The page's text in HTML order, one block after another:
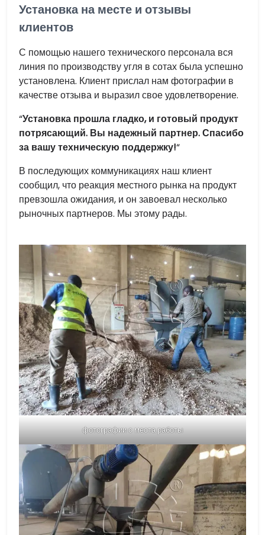
Установка на месте и отзывы
клиентов
С помощью нашего технического персонала вся
линия по производству угля в сотах была успешно
установлена. Клиент прислал нам фотографии в
качестве отзыва и выразил свое удовлетворение.
“Установка прошла гладко, и готовый продукт
потрясающий. Вы надежный партнер. Спасибо
за вашу техническую поддержку!“
В последующих коммуникациях наш клиент
сообщил, что реакция местного рынка на продукт
превзошла ожидания, и он завоевал несколько
рыночных партнеров. Мы этому рады.
фотографии с места работы